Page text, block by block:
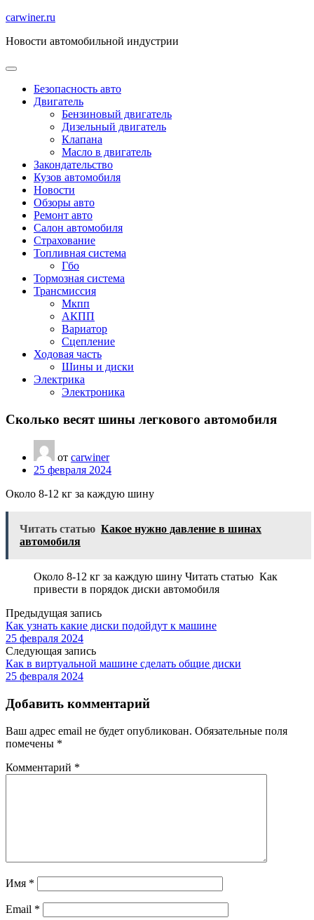
Перейти
содержимому
carwiner.ru
Новости автомобильной индустрии
Безопасность авто
Двигатель
Бензиновый двигатель
Дизельный двигатель
Клапана
Масло в двигатель
Закондательство
Кузов автомобиля
Новости
Обзоры авто
Ремонт авто
Салон автомобиля
Страхование
Топливная система
Гбо
Тормозная система
Трансмиссия
Мкпп
АКПП
Вариатор
Сцепление
Ходовая часть
Шины и диски
Электрика
Электроника
Сколько весят шины легкового автомобиля
от carwiner
25 февраля 2024
Около 8-12 кг за каждую шину
Читать статью Какое нужно давление в шинах
автомобиля
Около 8-12 кг за каждую шину Читать статью Как
привести в порядок диски автомобиля
Предыдущая запись
Как узнать какие диски подойдут к машине
25 февраля 2024
Следующая запись
Как в виртуальной машине сделать общие диски
25 февраля 2024
Добавить комментарий
Ваш адрес email не будет опубликован. Обязательные поля
помечены *
Комментарий *
Имя *
Email *